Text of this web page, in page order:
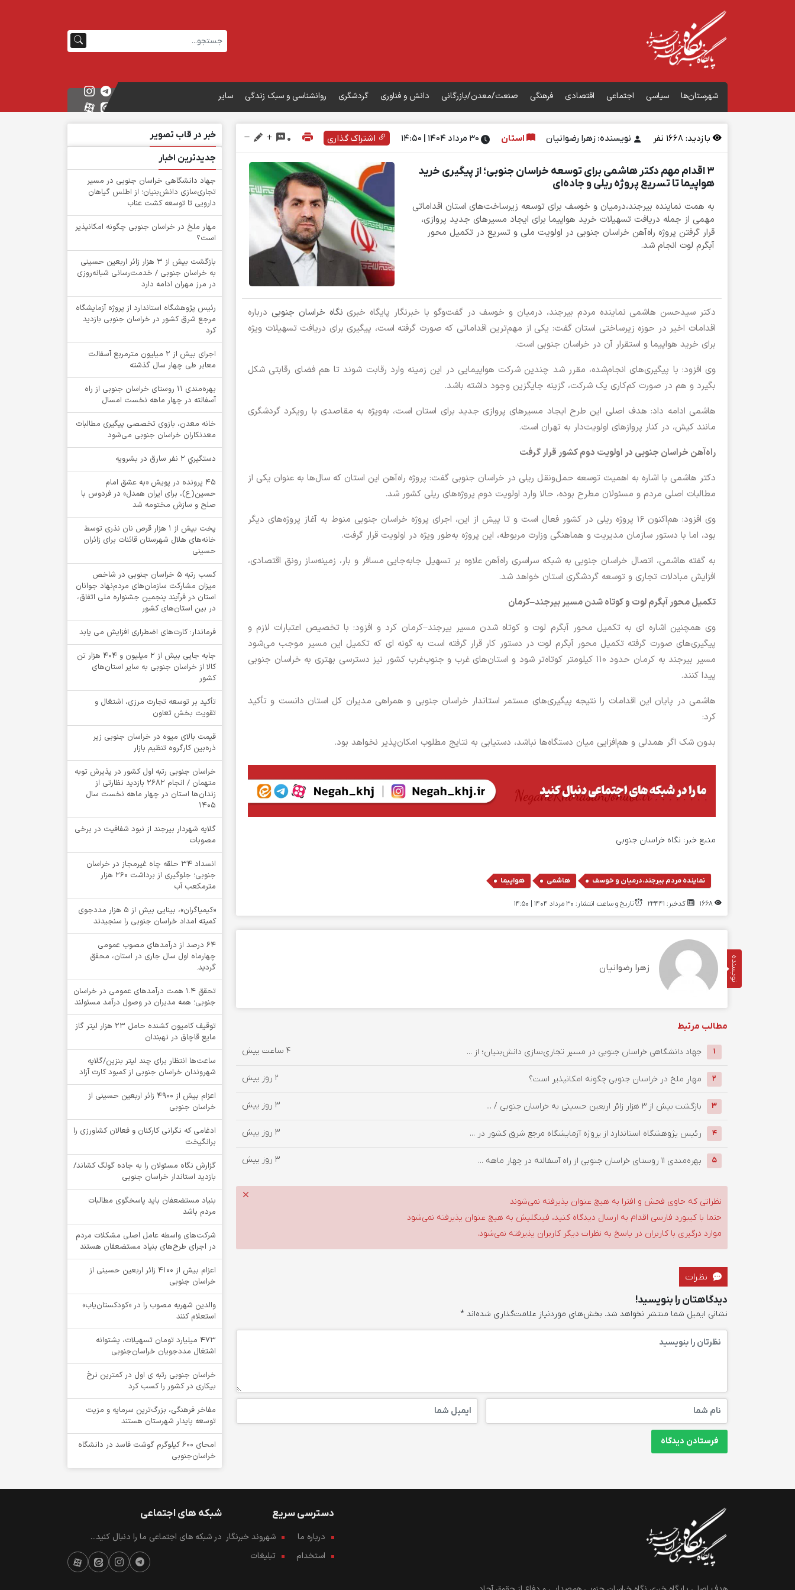
شهرستان‌ها سیاسی اجتماعی اقتصادی فرهنگی صنعت/معدن/بازرگانی دانش و فناوری گردشگری روانشناسی و سبک زندگی سایر
بازدید: نفر نویسنده: زهرا رضوانیان استان ۳۰ مرداد ۱۴۰۴ | 14:50 اشتراک گذاری 0
۳ اقدام مهم دکتر هاشمی برای توسعه خراسان جنوبی؛ از پیگیری خرید
هواپیما تا تسریع پروژه ریلی و جاده‌ای
به همت نماینده بیرجند،درمیان و خوسف برای توسعه زیرساخت‌های استان اقداماتی
مهمی از جمله دریافت تسهیلات ‌خرید هواپیما برای ایجاد مسیرهای جدید پروازی،
قرار گرفتن پروژه راه‌آهن خراسان جنوبی در اولویت ملی و تسریع در تکمیل محور
آبگرم لوت انجام شد.
دکتر سیدحسن هاشمی نماینده مردم بیرجند، درمیان و خوسف در گفت‌وگو با خبرنگار پایگاه خبری نگاه خراسان جنوبی درباره
اقدامات اخیر در حوزه زیرساختی استان گفت: یکی از مهم‌ترین اقداماتی که صورت گرفته است، پیگیری برای دریافت تسهیلات ویژه
برای خرید هواپیما و استقرار آن در خراسان جنوبی است.
وی افزود: با پیگیری‌های انجام‌شده، مقرر شد چندین شرکت هواپیمایی در این زمینه وارد رقابت شوند تا هم فضای رقابتی شکل
بگیرد و هم در صورت کم‌کاری یک شرکت، گزینه جایگزین وجود داشته باشد.
هاشمی ادامه داد: هدف اصلی این طرح ایجاد مسیرهای پروازی جدید برای استان است، به‌ویژه به مقاصدی با رویکرد گردشگری
مانند کیش، در کنار پروازهای اولویت‌دار به تهران است.
راه‌آهن خراسان جنوبی در اولویت دوم کشور قرار گرفت
دکتر هاشمی با اشاره به اهمیت توسعه حمل‌ونقل ریلی در خراسان جنوبی گفت: پروژه راه‌آهن این استان که سال‌ها به عنوان یکی از
مطالبات اصلی مردم و مسئولان مطرح بوده، حالا وارد اولویت دوم پروژه‌های ریلی کشور شد.
وی افزود: هم‌اکنون ۱۶ پروژه ریلی در کشور فعال است و تا پیش از این، اجرای پروژه خراسان جنوبی منوط به آغاز پروژه‌های دیگر
بود، اما با دستور سازمان مدیریت و هماهنگی وزارت مربوطه، این پروژه به‌طور ویژه در اولویت قرار گرفت.
به گفته هاشمی، اتصال خراسان جنوبی به شبکه سراسری راه‌آهن علاوه بر تسهیل جابه‌جایی مسافر و بار، زمینه‌ساز رونق اقتصادی،
افزایش مبادلات تجاری و توسعه گردشگری استان خواهد شد.
تکمیل محور آبگرم لوت و کوتاه شدن مسیر بیرجند–کرمان
وی همچنین اشاره ای به تکمیل محور آبگرم لوت و کوتاه شدن مسیر بیرجند–کرمان کرد و افزود: با تخصیص اعتبارات لازم و
پیگیری‌های صورت گرفته تکمیل محور آبگرم لوت در دستور کار قرار گرفته است به گونه ای که تکمیل این مسیر موجب می‌شود
مسیر بیرجند به کرمان حدود ۱۱۰ کیلومتر کوتاه‌تر شود و استان‌های غرب و جنوب‌غرب کشور نیز دسترسی بهتری به خراسان جنوبی
پیدا کنند.
هاشمی در پایان این اقدامات را نتیجه پیگیری‌های مستمر استاندار خراسان جنوبی و همراهی مدیران کل استان دانست و تأکید
کرد:
بدون شک اگر همدلی و هم‌افزایی میان دستگاه‌ها نباشد، دستیابی به نتایج مطلوب امکان‌پذیر نخواهد بود.
منبع خبر: نگاه خراسان جنوبی
نماینده مردم بیرجند،درمیان و خوسف , هاشمی , هواپیما
کدخبر: 23441 تاریخ و ساعت انتشار: ۳۰ مرداد ۱۴۰۴ | 14:50
نویسنده زهرا رضوانیان
مطالب مرتبط
1 جهاد دانشگاهی خراسان جنوبی در مسیر تجاری‌سازی دانش‌بنیان؛ از ... 4 ساعت پیش
2 ‌مهار ملخ در خراسان جنوبی چگونه امکانپذیر است؟ 2 روز پیش
3 بازگشت بیش از ۳ هزار زائر اربعین حسینی به خراسان جنوبی / ... 3 روز پیش
4 رئیس پژوهشگاه استاندارد از پروژه آزمایشگاه مرجع شرق کشور در ... 3 روز پیش
5 بهره‌مندی ۱۱ روستای خراسان جنوبی از راه آسفالته در چهار ماهه ... 3 روز پیش
نظراتی که حاوی فحش و افترا به هیچ عنوان پذیرفته نمی‌شوند
حتما با کیبورد فارسی اقدام به ارسال دیدگاه کنید، فینگلیش به هیچ عنوان پذیرفته نمی‌شود
موارد درگیری با کاربران در پاسخ به نظرات دیگر کاربران پذیرفته نمی‌شود.
نظرات
دیدگاهتان را بنویسید!
نشانی ایمیل شما منتشر نخواهد شد. بخش‌های موردنیاز علامت‌گذاری شده‌اند *
خبر در قاب تصویر
جدیدترین اخبار
جهاد دانشگاهی خراسان جنوبی در مسیر
تجاری‌سازی دانش‌بنیان؛ از اطلس گیاهان
دارویی تا توسعه کشت عناب
‌مهار ملخ در خراسان جنوبی چگونه امکانپذیر
است؟
بازگشت بیش از ۳ هزار زائر اربعین حسینی
به خراسان جنوبی / خدمت‌رسانی شبانه‌روزی
در مرز مهران ادامه دارد
رئیس پژوهشگاه استاندارد از پروژه آزمایشگاه
مرجع شرق کشور در خراسان جنوبی بازدید
کرد
اجرای بیش از ۲ میلیون مترمربع آسفالت
معابر طی چهار سال گذشته
بهره‌مندی ۱۱ روستای خراسان جنوبی از راه
آسفالته در چهار ماهه نخست امسال
خانه معدن، بازوی تخصصی پیگیری مطالبات
معدنکاران خراسان جنوبی می‌شود
دستگيري 2 نفر سارق در بشرويه
۴۵ پرونده در پویش «به عشق امام
حسین(ع)، برای ایران همدل» در فردوس با
صلح و سازش مختومه شد
پخت بیش از 1 هزار قرص نان نذری توسط
خانه‌های هلال شهرستان قائنات برای زائران
حسینی
کسب رتبه ۵ خراسان جنوبی در شاخص
میزان مشارکت سازمان‌های مردم‌نهاد جوانان
استان در فرآیند پنجمین جشنواره ملی اتفاق،
در بین استان‌های کشور
فرماندار: کارت‌های اضطراری افزایش می یابد
جابه جایی بیش از 2 میلیون و 404 هزار تن
کالا از خراسان جنوبی به سایر استان‌های
کشور
تأکید بر توسعه تجارت مرزی، اشتغال و
تقویت بخش تعاون
قیمت بالای میوه در خراسان جنوبی زیر
ذره‌بین کارگروه تنظیم بازار
خراسان جنوبی رتبه اول کشور در پذیرش توبه
متهمان / انجام ۲۶۸۲ بازدید نظارتی از
زندان‌ها استان در چهار ماهه نخست سال
1405
گلایه شهردار بیرجند از نبود شفافیت در برخی
مصوبات
انسداد ۳۴ حلقه چاه غیرمجاز در خراسان
جنوبی؛ جلوگیری از برداشت ۲۶۰ هزار
مترمکعب آب
«کیمیاگران»، بینایی بیش از ۵ هزار مددجوی
کمیته امداد خراسان جنوبی را سنجیدند
64 درصد از درآمدهای مصوب عمومی
چهارماه اول سال جاری در استان، محقق
گردید.
تحقق ۱.۴ همت درآمدهای عمومی در خراسان
جنوبی؛ همه مدیران در وصول درآمد مسئولند
توقيف کامیون کشنده حامل 23 هزار لیتر گاز
مایع قاچاق در نهبندان
ساعت‌ها انتظار برای چند لیتر بنزین/گلایه
شهروندان خراسان جنوبی از کمبود کارت آزاد
اعزام بیش از 4900 زائر اربعین حسینی از
خراسان جنوبی
ادغامی که نگرانی کارکنان و فعالان کشاورزی را
برانگیخت
گزارش نگاه مسئولان را به جاده گولگ کشاند/
بازدید استاندار خراسان جنوبی
بنیاد مستضعفان باید پاسخگوی مطالبات
مردم باشد
شرکت‌های واسطه عامل اصلی مشکلات مردم
در اجرای طرح‌های بنیاد مستضعفان هستند
اعزام بیش از 4100 زائر اربعین حسینی از
خراسان جنوبی
والدین شهریه مصوب را در «کودکستان‌یاب»
استعلام کنند
۴۷۳ میلیارد تومان تسهیلات، پشتوانه
اشتغال مددجویان خراسان‌جنوبی
خراسان جنوبی رتبه ی اول در کمترین نرخ
بیکاری در کشور را کسب کرد
مفاخر فرهنگی، بزرگ‌ترین سرمایه و مزیت
توسعه پایدار شهرستان هستند
امحای ۶۰۰ کیلوگرم گوشت فاسد در دانشگاه
خراسان‌جنوبی
دسترسی سریع
درباره ما
شهروند خبرنگار
استخدام
تبلیغات
شبکه های اجتماعی
در شبکه های اجتماعی ما را دنبال کنید...